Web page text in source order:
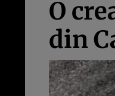
O
din